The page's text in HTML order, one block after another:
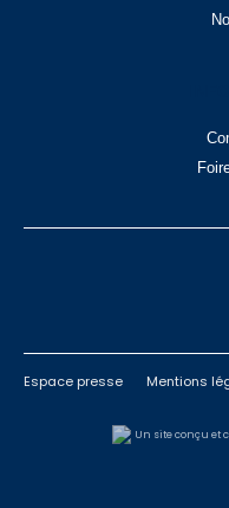
Un site conçu et
Espace presse Mentions